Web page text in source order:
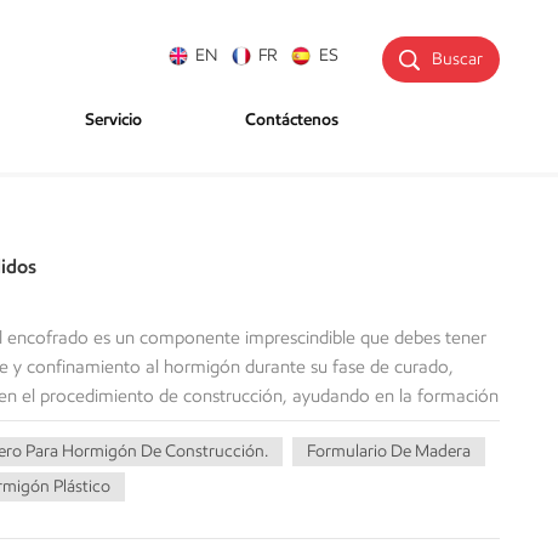
Buscar
EN FR ES
Servicio Contáctenos
es un componente imprescindible que debes tener
confinamiento al hormigón durante su fase de curado,
el procedimiento de construcción, ayudando en la formación
En este artículo, analizamos los tipos de encofrados
es crucial para el éxito de un proyecto de
hormigón y proporcionar el soporte necesario hasta que
Para Hormigón De Construcción.
Formulario De Madera
Plástico